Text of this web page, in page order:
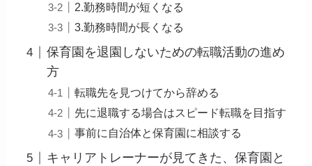
2.勤務時間が短くなる
3.勤務時間が長くなる
保育園を退園しないための転職活動の進め
方
転職先を見つけてから辞める
先に退職する場合はスピード転職を目指す
事前に自治体と保育園に相談する
キャリアトレーナーが見てきた、保育園と